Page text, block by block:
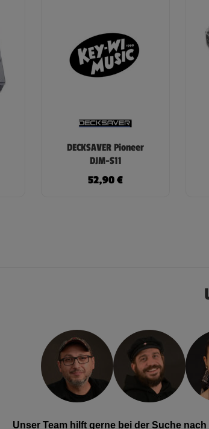
DECKSAVER Pioneer
DJM-S11
52,90€
Unser Team hilft gerne bei der Suche